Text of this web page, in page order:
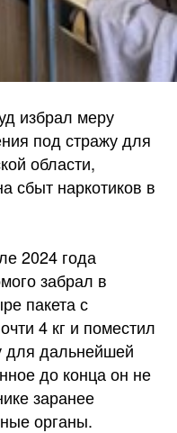
избрал меру
под стражу для
области,
сбыт наркотиков в
2024 года
забрал в
пакета с
4 кг и поместил
для дальнейшей
до конца он не
заранее
органы.